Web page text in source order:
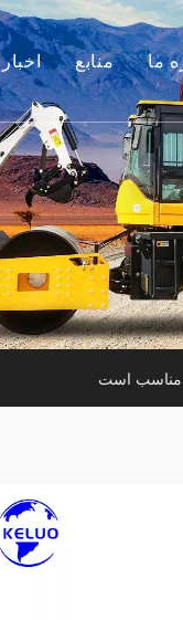
اخبار منابع
راهنماها
متداول
فیلم های
ما